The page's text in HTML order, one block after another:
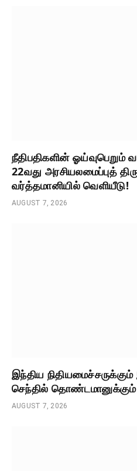
நீதிபதிகளின் ஓய்வுபெறும்
22வது அரசியலமைப்புத்
வர்த்தமானியில் வெளியீடு!
AUGUST 7, 2026
இந்திய
செந்தில் தொண்டமானுக்கும்
AUGUST 7, 2026